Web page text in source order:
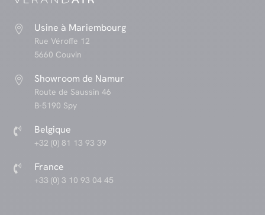
 Usine à Mariembourg
Rue Véroffe 12
5660 Couvin
 Showroom de Namur
Route de Saussin 46
B-5190 Spy
 Belgique
+32 (0) 81 13 93 39
 France
+33 (0) 3 10 93 04 45